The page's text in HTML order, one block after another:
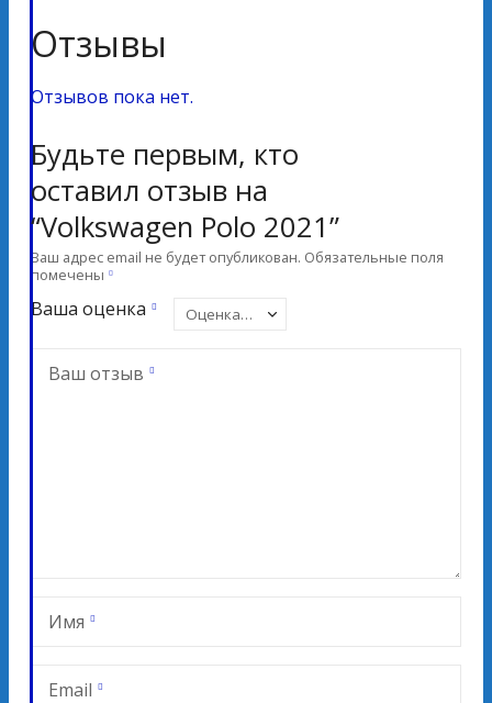
Отзывы
Отзывов пока нет.
Будьте первым, кто
оставил отзыв на
“Volkswagen Polo 2021”
Ваш адрес email не будет опубликован. Обязательные поля
помечены
Ваша оценка
Ваш отзыв
Имя
Email